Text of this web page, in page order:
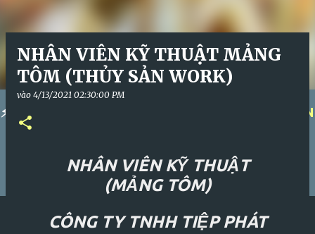
⚡ KÍCH HOẠT KHÓA HỌC NGAY!
QUẢN TRỊ NHÂN
NHÂN VIÊN KỸ THUẬT MẢNG
TÔM (THỦY SẢN WORK)
vào 4/13/2021 02:30:00 PM
NHÂN VIÊN KỸ THUẬT
(MẢNG TÔM)
CÔNG TY TNHH TIỆP PHÁT